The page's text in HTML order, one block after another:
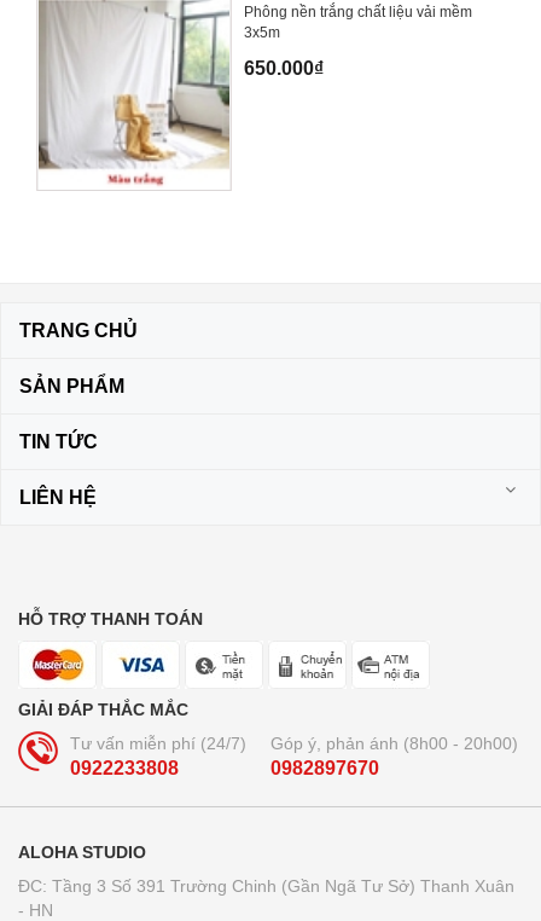
Phông nền trắng chất liệu vải mềm
3x5m
650.000₫
TRANG CHỦ
SẢN PHẨM
TIN TỨC
LIÊN HỆ
HỖ TRỢ THANH TOÁN
GIẢI ĐÁP THẮC MẮC
Tư vấn miễn phí (24/7)
0922233808
Góp ý, phản ánh (8h00 - 20h00)
0982897670
ALOHA STUDIO
ĐC: Tầng 3 Số 391 Trường Chinh (Gần Ngã Tư Sở) Thanh Xuân
- HN